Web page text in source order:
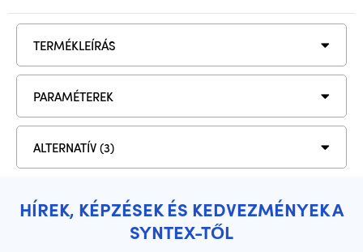
TERMÉKLEÍRÁS
PARAMÉTEREK
ALTERNATÍV (3)
HÍREK, KÉPZÉSEK ÉS KEDVEZMÉNYEK A
SYNTEX-TŐL